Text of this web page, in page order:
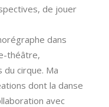
de jouer
dans
théâtre,
cirque. Ma
dont la danse
avec